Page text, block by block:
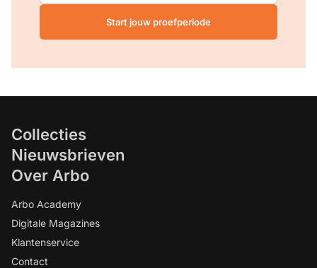
Start jouw proefperiode
Collecties
Nieuwsbrieven
Over Arbo
Arbo Academy
Digitale Magazines
Klantenservice
Contact